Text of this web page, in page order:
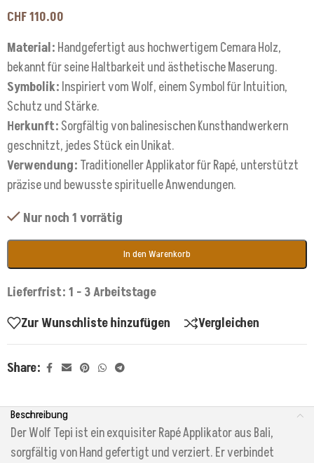
CHF110.00
Material: Handgefertigt aus hochwertigem Cemara Holz,
bekannt für seine Haltbarkeit und ästhetische Maserung.
Symbolik: Inspiriert vom Wolf, einem Symbol für Intuition,
Schutz und Stärke.
Herkunft:Sorgfältig von balinesischen Kunsthandwerkern
geschnitzt, jedes Stück ein Unikat.
Verwendung: Traditioneller Applikator für Rapé, unterstützt
präzise und bewusste spirituelle Anwendungen.
Nur noch 1 vorrätig
In den Warenkorb
Lieferfrist: 1 - 3 Arbeitstage
Zur Wunschliste hinzufügen
Vergleichen
Share:
Beschreibung
Der Wolf Tepi ist ein exquisiter Rapé Applikator aus Bali,
sorgfältig von Hand gefertigt und verziert. Er verbindet